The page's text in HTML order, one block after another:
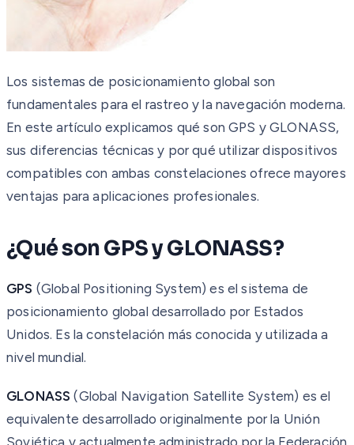
Los sistemas de posicionamiento global son
fundamentales para el rastreo y la navegación moderna.
En este artículo explicamos qué son GPS y GLONASS,
sus diferencias técnicas y por qué utilizar dispositivos
compatibles con ambas constelaciones ofrece mayores
ventajas para aplicaciones profesionales.
¿Qué son GPS y GLONASS?
GPS (Global Positioning System) es el sistema de
posicionamiento global desarrollado por Estados
Unidos. Es la constelación más conocida y utilizada a
nivel mundial.
GLONASS (Global Navigation Satellite System) es el
equivalente desarrollado originalmente por la Unión
Soviética y actualmente administrado por la Federación